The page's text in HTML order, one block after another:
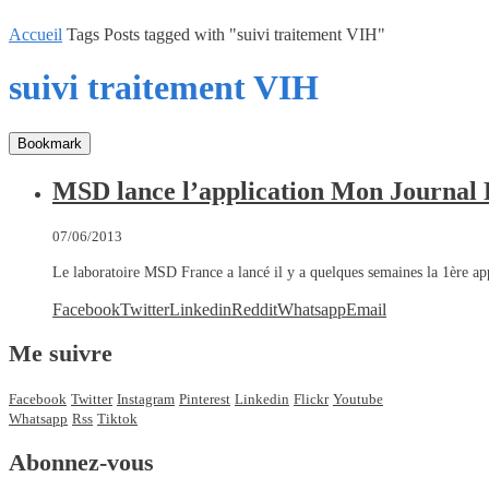
Accueil Tags Posts tagged with "suivi traitement VIH"
suivi traitement VIH
Bookmark
MSD lance l’application Mon Journal
07/06/2013
Le laboratoire MSD France a lancé il y a quelques semaines la 1ère
FacebookTwitterLinkedinRedditWhatsappEmail
Me suivre
Facebook Twitter Instagram Pinterest Linkedin Flickr Youtube
Whatsapp Rss Tiktok
Abonnez-vous